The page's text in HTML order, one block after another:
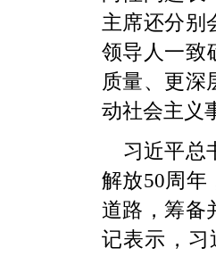
主席还分别
领导人一致
质量、更深
动社会主义
习近平总
解放50周年
道路，筹备
记表示，